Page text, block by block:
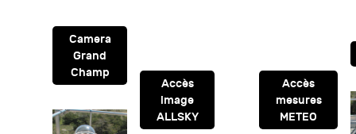
Camera
Grand
Champ
Accès
image
ALLSKY
Accès
mesures
METEO